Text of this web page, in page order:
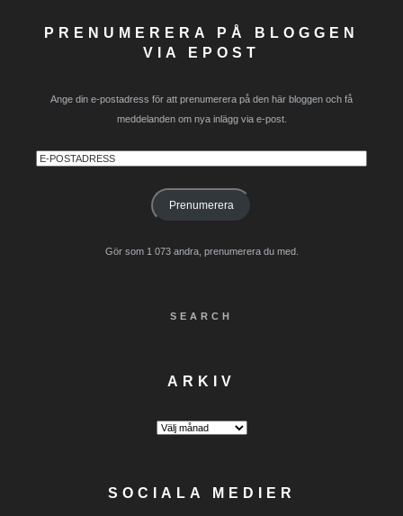
PRENUMERERA PÅ BLOGGEN
VIA EPOST
Ange din e-postadress för att prenumerera på den här bloggen och få
meddelanden om nya inlägg via e-post.
E-
Prenumerera
Gör som 1 073 andra, prenumerera du med.
SEARCH
ARKIV
Arkiv
SOCIALA MEDIER